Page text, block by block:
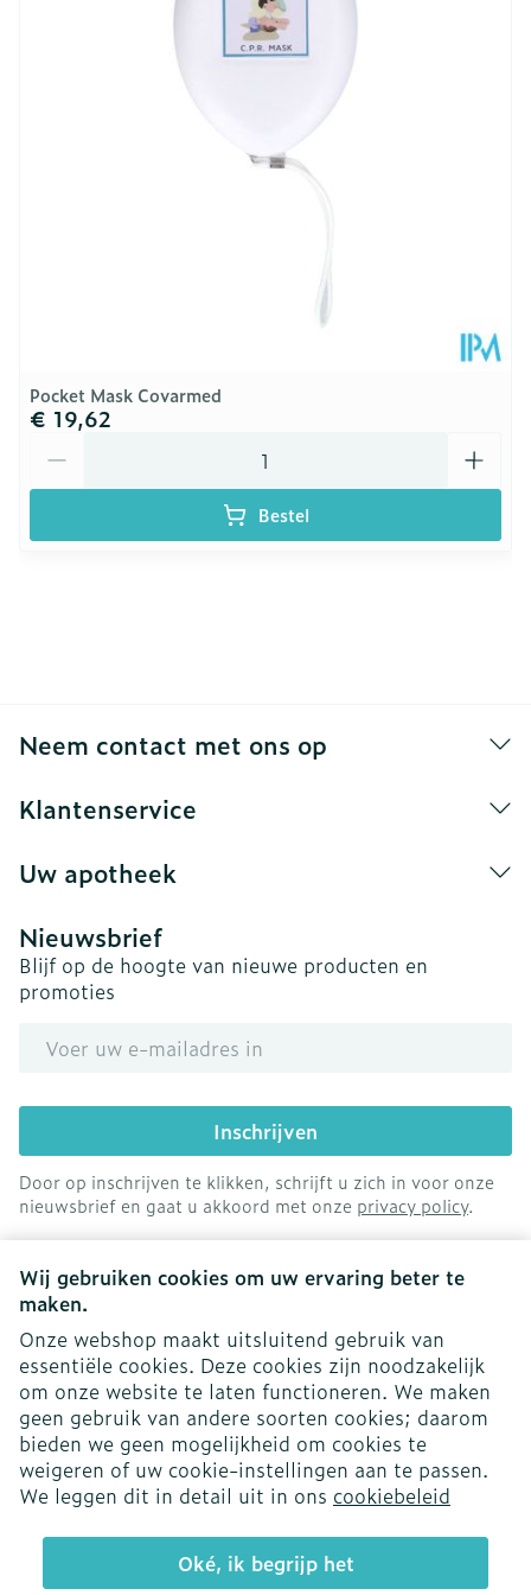
Wij gebruiken cookies om uw ervaring beter te
maken.
Onze webshop maakt uitsluitend gebruik van
essentiële cookies. Deze cookies zijn noodzakelijk
om onze website te laten functioneren. We maken
geen gebruik van andere soorten cookies; daarom
bieden we geen mogelijkheid om cookies te
weigeren of uw cookie-instellingen aan te passen.
We leggen dit in detail uit in ons cookiebeleid
Oké, ik begrijp het
Kamertemperatuur (15°C -
25°C)
Pocket Mask Covarmed
€ 19,62
Bestel
Neem contact met ons op
Klantenservice
Uw apotheek
Nieuwsbrief
Blijf op de hoogte van nieuwe producten en
promoties
Inschrijven
Door op inschrijven te klikken, schrijft u zich in voor onze
nieuwsbrief en gaat u akkoord met onze privacy policy.
Juridische links